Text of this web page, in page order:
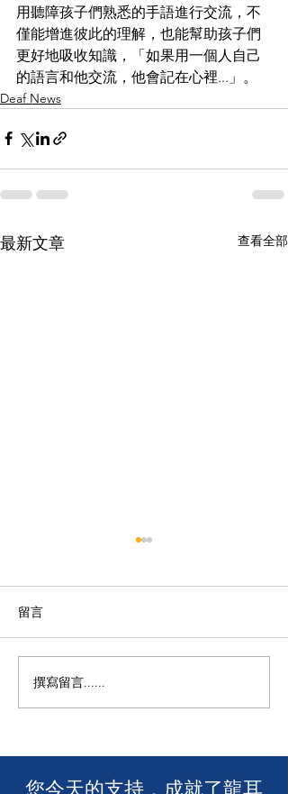
用聽障孩子們熟悉的手語進行交流，不
僅能增進彼此的理解，也能幫助孩子們
更好地吸收知識，「如果用一個人自己
的語言和他交流，他會記在心裡...」。
Deaf News
最新文章 查看全部
香港警務處 | 網上申請992
緊急短訊求助服務
留言
撰寫留言......